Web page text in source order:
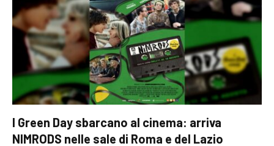
I Green Day sbarcano al cinema: arriva
NIMRODS nelle sale di Roma e del Lazio